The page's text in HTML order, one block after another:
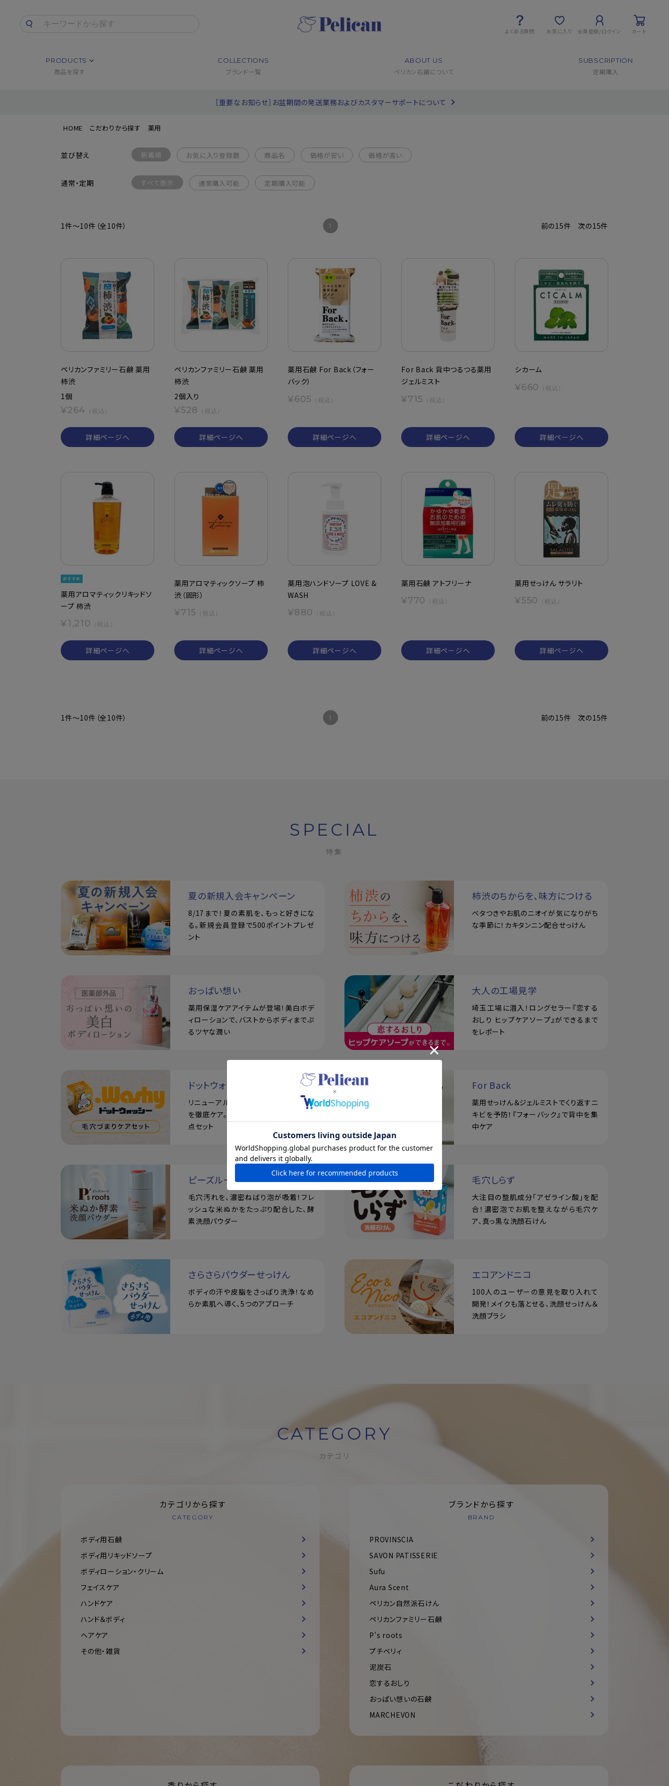
よくある質問 お気に入り 会員登録/ログイン カート
PRODUCTS
商品を探す
COLLECTIONS
ブランド一覧
ABOUT US
ペリカン石鹸について
SUBSCRIPTION
定期購入
［重要なお知らせ］お盆期間の発送業務およびカスタマーサポートについて
HOME こだわりから探す 薬用
並び替え 新着順 お気に入り登録数 商品名 価格が安い 価格が高い
通常・定期 すべて表示 通常購入可能 定期購入可能
1件～10件（全10件） 1 前の15件 次の15件
ペリカンファミリー石鹸 薬用
柿渋
1個
¥264 （税込）
詳細ページへ
ペリカンファミリー石鹸 薬用
柿渋
2個入り
¥528 （税込）
詳細ページへ
薬用石鹸 For Back（フォー
バック）
¥605 （税込）
詳細ページへ
For Back 背中つるつる薬用
ジェルミスト
¥715 （税込）
詳細ページへ
シカーム
¥660 （税込）
詳細ページへ
薬用アロマティックリキッドソ
ープ 柿渋
¥1,210 （税込）
詳細ページへ
薬用アロマティックソープ 柿
渋（固形）
¥715 （税込）
詳細ページへ
薬用泡ハンドソープ LOVE &
WASH
¥880 （税込）
詳細ページへ
薬用石鹸 アトフリーナ
¥770 （税込）
詳細ページへ
薬用せっけん サラリト
¥550 （税込）
詳細ページへ
1件～10件（全10件） 1 前の15件 次の15件
SPECIAL
特集
夏の新規入会キャンペーン
8/17まで！夏の素肌を、もっと好きにな
る。新規会員登録で500ポイントプレゼ
ント
柿渋のちからを、味方につける
ベタつきやお肌のニオイが気になりがち
な季節に！カキタンニン配合せっけん
おっぱい想い
薬用保湿ケアアイテムが登場！美白ボデ
ィローションで、バストからボディまでぷ
るツヤな潤い
大人の工場見学
埼玉工場に潜入！ロングセラー『恋する
おしり ヒップケアソープ』ができるまで
をレポート
ドットウォッシー
リニューアル！泥せっけんで毛穴の悩み
を徹底ケア。シルク玉とせっけん置きの3
点セット
For Back
薬用せっけん＆ジェルミストでくり返すニ
キビを予防！『フォーバック』で背中を集
中ケア
ピーズルーツ
毛穴汚れを、濃密ねばり泡が吸着！フレ
ッシュな米ぬかをたっぷり配合した、酵
素洗顔パウダー
毛穴しらず
大注目の整肌成分「アゼライン酸」を配
合！濃密泡でお肌を整えながら毛穴ケ
ア、真っ黒な洗顔石けん
さらさらパウダーせっけん
ボディの汗や皮脂をさっぱり洗浄！なめ
らか素肌へ導く、5つのアプローチ
エコアンドニコ
100人のユーザーの意見を取り入れて
開発！メイクも落とせる、洗顔せっけん＆
洗顔ブラシ
CATEGORY
カテゴリ
カテゴリから探す
CATEGORY
ボディ用石鹸
ボディ用リキッドソープ
ボディローション・クリーム
フェイスケア
ハンドケア
ハンド＆ボディ
ヘアケア
その他・雑貨
ブランドから探す
BRAND
PROVINSCIA
SAVON PATISSERIE
Sufu
Aura Scent
ペリカン自然派石けん
ペリカンファミリー石鹸
P's roots
プチベリィ
泥炭石
恋するおしり
おっぱい想いの石鹸
MARCHEVON